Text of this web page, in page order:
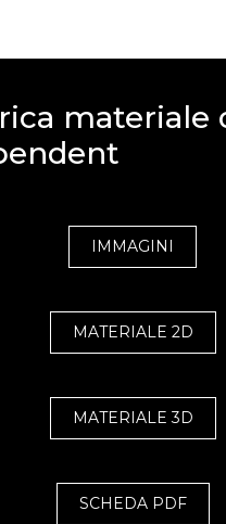
materiale
IMMAGINI
MATERIALE 2D
MATERIALE 3D
SCHEDA PDF